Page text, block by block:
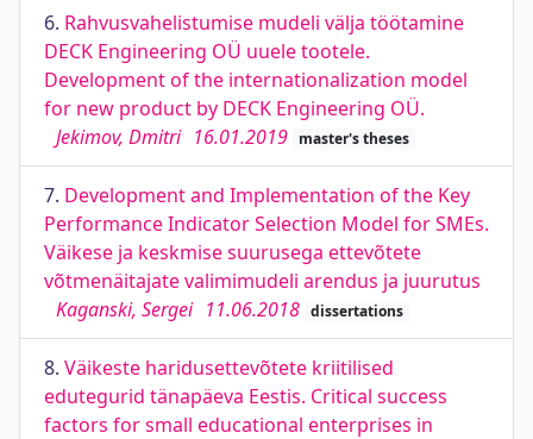
6. Rahvusvahelistumise mudeli välja töötamine
DECK Engineering OÜ uuele tootele.
Development of the internationalization model
for new product by DECK Engineering OÜ.
Jekimov, Dmitri 16.01.2019 master's theses
7. Development and Implementation of the Key
Performance Indicator Selection Model for SMEs.
Väikese ja keskmise suurusega ettevõtete
võtmenäitajate valimimudeli arendus ja juurutus
Kaganski, Sergei 11.06.2018 dissertations
8. Väikeste haridusettevõtete kriitilised
edutegurid tänapäeva Eestis. Critical success
factors for small educational enterprises in